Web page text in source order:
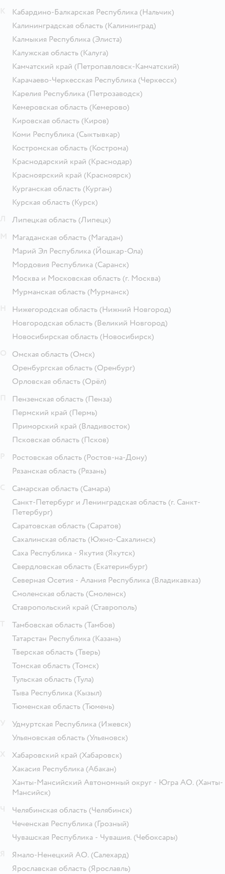
Кабардино-Балкарская Республика (Нальчик)
Калининградская область (Калининград)
Калмыкия Республика (Элиста)
Калужская область (Калуга)
Камчатский край (Петропавловск-Камчатский)
Карачаево-Черкесская Республика (Черкесск)
Карелия Республика (Петрозаводск)
Кемеровская область (Кемерово)
Кировская область (Киров)
Коми Республика (Сыктывкар)
Костромская область (Кострома)
Краснодарский край (Краснодар)
Красноярский край (Красноярск)
Курганская область (Курган)
Курская область (Курск)
Липецкая область (Липецк)
Магаданская область (Магадан)
Марий Эл Республика (Йошкар-Ола)
Мордовия Республика (Саранск)
Москва и Московская область (г. Москва)
Мурманская область (Мурманск)
Нижегородская область (Нижний Новгород)
Новгородская область (Великий Новгород)
Новосибирская область (Новосибирск)
Омская область (Омск)
Оренбургская область (Оренбург)
Орловская область (Орёл)
Пензенская область (Пенза)
Пермский край (Пермь)
Приморский край (Владивосток)
Псковская область (Псков)
Ростовская область (Ростов-на-Дону)
Рязанская область (Рязань)
Самарская область (Самара)
Санкт-Петербург и Ленинградская область (г. Санкт-
Петербург)
Саратовская область (Саратов)
Сахалинская область (Южно-Сахалинск)
Саха Республика - Якутия (Якутск)
Свердловская область (Екатеринбург)
Северная Осетия - Алания Республика (Владикавказ)
Смоленская область (Смоленск)
Ставропольский край (Ставрополь)
Тамбовская область (Тамбов)
Татарстан Республика (Казань)
Тверская область (Тверь)
Томская область (Томск)
Тульская область (Тула)
Тыва Республика (Кызыл)
Тюменская область (Тюмень)
Удмуртская Республика (Ижевск)
Ульяновская область (Ульяновск)
Хабаровский край (Хабаровск)
Хакасия Республика (Абакан)
Ханты-Мансийский Автономный округ - Югра АО. (Ханты-
Мансийск)
Челябинская область (Челябинск)
Чеченская Республика (Грозный)
Чувашская Республика - Чувашия. (Чебоксары)
Ямало-Ненецкий АО. (Салехард)
Ярославская область (Ярославль)